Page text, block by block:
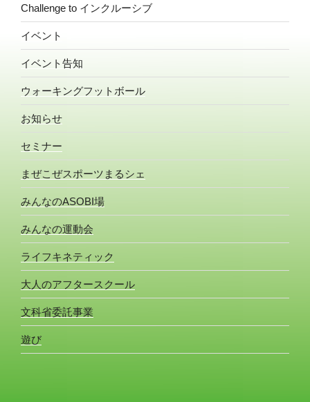
Challenge to インクルーシブ
イベント
イベント告知
ウォーキングフットボール
お知らせ
セミナー
まぜこぜスポーツまるシェ
みんなのASOBI場
みんなの運動会
ライフキネティック
大人のアフタースクール
文科省委託事業
遊び